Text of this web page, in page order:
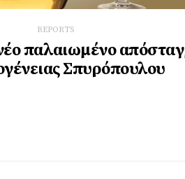
REPORTS
παλαιωμένο
Σπυρόπουλου